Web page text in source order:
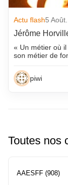
Actu flash5
Jérôme
« Un métier où
son métier de
piwi
Toutes nos
AAESFF (908)